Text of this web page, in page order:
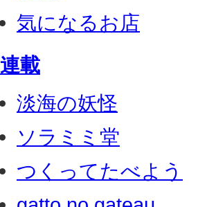
気になるお店
連載
淡海の妖怪
ソラミミ堂
つくってたべよう